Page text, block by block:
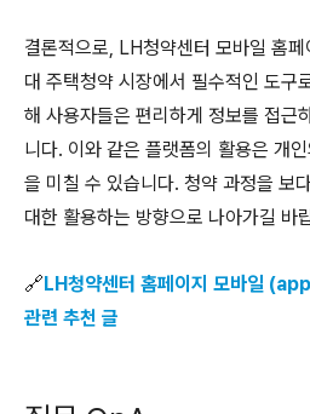
결론적으로, LH청약센터 모바일 홈
대 주택청약 시장에서 필수적인 도구
해 사용자들은 편리하게 정보를 접근
니다. 이와 같은 플랫폼의 활용은 개
을 미칠 수 있습니다. 청약 과정을 보
대한 활용하는 방향으로 나아가길 바
🔗LH청약센터 홈페이지 모바일
관련 추천 글